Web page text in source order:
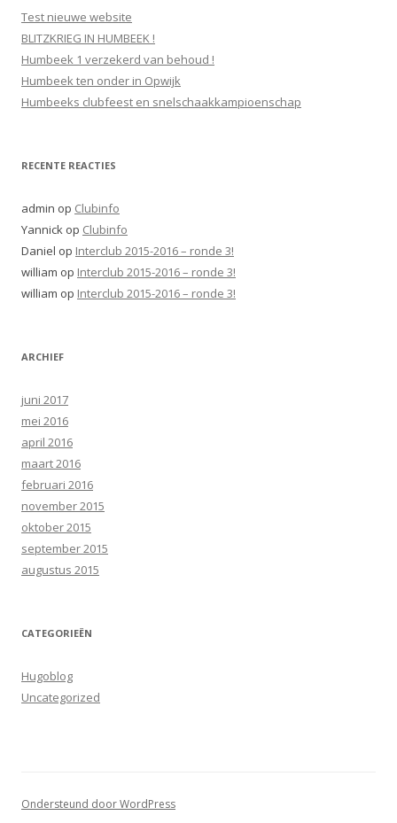
n
n
a
a
r
Test nieuwe website
BLITZKRIEG IN HUMBEEK !
Humbeek 1 verzekerd van behoud !
Humbeek ten onder in Opwijk
Humbeeks clubfeest en snelschaakkampioenschap
RECENTE REACTIES
admin op Clubinfo
Yannick op Clubinfo
Daniel op Interclub 2015-2016 – ronde 3!
william op Interclub 2015-2016 – ronde 3!
william op Interclub 2015-2016 – ronde 3!
ARCHIEF
juni 2017
mei 2016
april 2016
maart 2016
februari 2016
november 2015
oktober 2015
september 2015
augustus 2015
CATEGORIEËN
Hugoblog
Uncategorized
Ondersteund door WordPress